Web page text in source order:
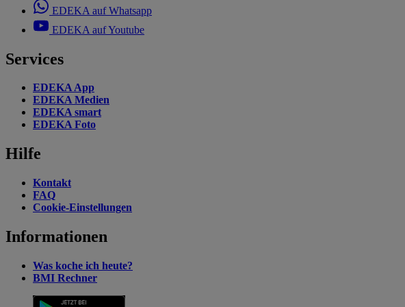
EDEKA auf Whatsapp
EDEKA auf Youtube
Services
EDEKA App
EDEKA Medien
EDEKA smart
EDEKA Foto
Hilfe
Kontakt
FAQ
Cookie-Einstellungen
Informationen
Was koche ich heute?
BMI Rechner